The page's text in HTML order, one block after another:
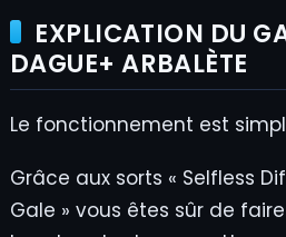
EXPLICATION DU
DAGUE+ ARBALÈTE
Le fonctionnement est
Grâce aux sorts « Selfless
Gale » vous êtes sûr de